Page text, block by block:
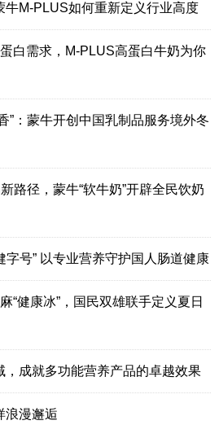
牛M-PLUS如何重新定义行业高度
白需求，M-PLUS高蛋白牛奶为你
”：蒙牛开创中国乳制品服务境外冬
路径，蒙牛“软牛奶”开辟全民饮奶
字号” 以专业营养守护国人肠道健康
“健康冰”，国民双雄联手定义夏日
，成就多功能营养产品的卓越效果
浪漫邂逅